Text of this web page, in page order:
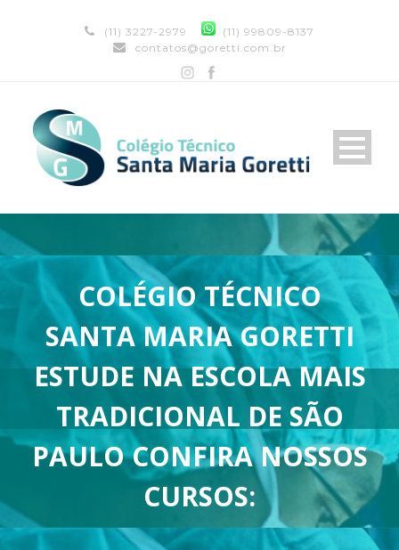
(11) 3227-2979
(11) 99809-8137
contatos@goretti.com.br
COLÉGIO TÉCNICO
SANTA MARIA GORETTI
ESTUDE NA ESCOLA MAIS
TRADICIONAL DE SÃO
PAULO CONFIRA NOSSOS
CURSOS: